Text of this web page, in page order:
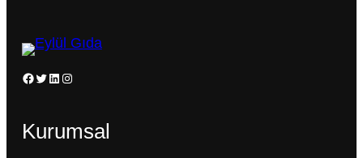
Facebook Twitter LinkedIn Instagram
Kurumsal